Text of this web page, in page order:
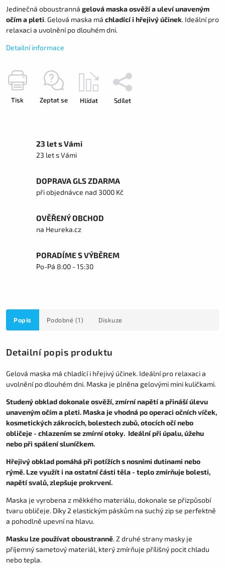
Jedinečná oboustranná gelová maska osvěží a uleví unaveným
očím a pleti. Gelová maska má chladící i hřejivý účinek. Ideální pro
relaxaci a uvolnění po dlouhém dni.
Detailní informace
Tisk Zeptat se Hlídat Sdílet
23 let s Vámi
23 let s Vámi
DOPRAVA GLS ZDARMA
při objednávce nad 3000 Kč
OVĚŘENÝ OBCHOD
na Heureka.cz
PORADÍME S VÝBĚREM
Po-Pá 8:00 - 15:30
Popis Podobné (1) Diskuze
Detailní popis produktu
Gelová maska má chladící i hřejivý účinek. Ideální pro relaxaci a
uvolnění po dlouhém dni. Maska je plněna gelovými mini kuličkami.
Studený obklad dokonale osvěží, zmírní napětí a přináší úlevu
unaveným očím a pleti. Maska je vhodná po operaci očních víček,
kosmetických zákrocích, bolestech zubů, otocích očí nebo
obličeje - chlazením se zmírní otoky. Ideální při úpalu, úžehu
nebo při spálení sluníčkem.
Hřejivý obklad pomáhá při potížích s nosními dutinami nebo
rýmě. Lze využít i na ostatní části těla - teplo zmírňuje bolesti,
napětí svalů, zlepšuje prokrvení.
Maska je vyrobena z měkkého materiálu, dokonale se přizpůsobí
tvaru obličeje. Díky 2 elastickým páskům na suchý zip se perfektně
a pohodlně upevní na hlavu.
Masku lze používat oboustranně. Z druhé strany masky je
příjemný sametový materiál, který zmírňuje přílišný pocit chladu
nebo tepla.